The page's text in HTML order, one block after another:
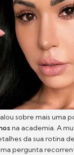
sobre mais uma
na academia. A
da sua rotina
pergunta